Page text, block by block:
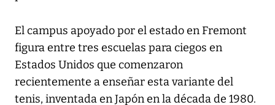
El campus apoyado por el estado en Fremont
figura entre tres escuelas para ciegos en
Estados Unidos que comenzaron
recientemente a enseñar esta variante del
tenis, inventada en Japón en la década de 1980.